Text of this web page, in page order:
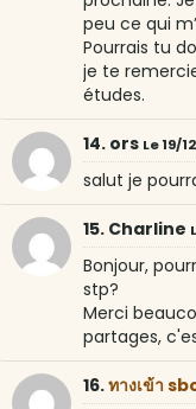
peu ce qui
Pourrais tu
je te
études.
14. ors Le 19/
salut je
15. Charline
Bonjour,
stp?
Merci
partages,
16.ทางเข้า